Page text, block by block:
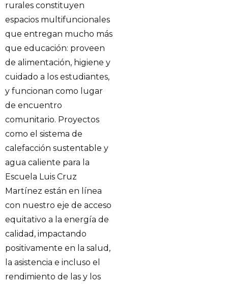
rurales constituyen
espacios multifuncionales
que entregan mucho más
que educación: proveen
de alimentación, higiene y
cuidado a los estudiantes,
y funcionan como lugar
de encuentro
comunitario. Proyectos
como el sistema de
calefacción sustentable y
agua caliente para la
Escuela Luis Cruz
Martínez están en línea
con nuestro eje de acceso
equitativo a la energía de
calidad, impactando
positivamente en la salud,
la asistencia e incluso el
rendimiento de las y los